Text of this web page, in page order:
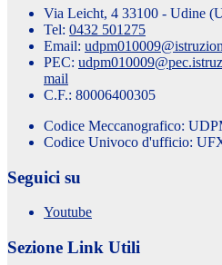
Via Leicht, 4 33100 - Udine
Tel: 0432 501275
Email:
PEC:
mail
C.F.: 80006400305
Codice Meccanografico:
Codice Univoco d'ufficio:
Seguici su
Youtube
Sezione Link Utili